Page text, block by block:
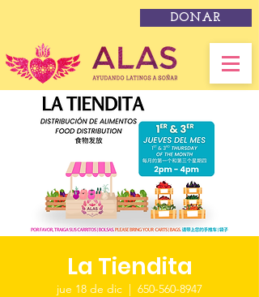
DONAR
La Tiendita
jue 18 de dic
  |
650-560-8947